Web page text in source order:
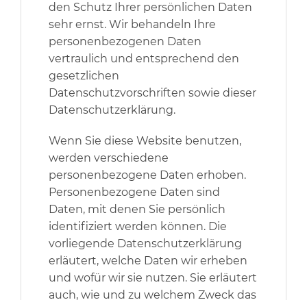
den Schutz Ihrer persönlichen Daten
sehr ernst. Wir behandeln Ihre
personenbezogenen Daten
vertraulich und entsprechend den
gesetzlichen
Datenschutzvorschriften sowie dieser
Datenschutzerklärung.
Wenn Sie diese Website benutzen,
werden verschiedene
personenbezogene Daten erhoben.
Personenbezogene Daten sind
Daten, mit denen Sie persönlich
identifiziert werden können. Die
vorliegende Datenschutzerklärung
erläutert, welche Daten wir erheben
und wofür wir sie nutzen. Sie erläutert
auch, wie und zu welchem Zweck das